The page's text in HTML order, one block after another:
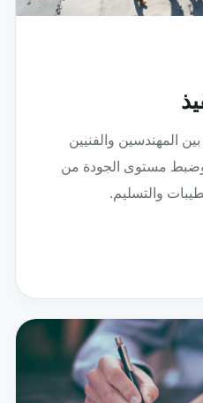
المهندسين والفنيين
مستوى الجودة من
والتسليم.